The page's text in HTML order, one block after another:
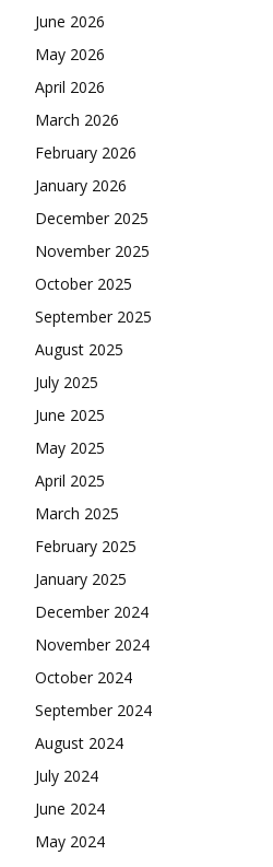
June 2026
May 2026
April 2026
March 2026
February 2026
January 2026
December 2025
November 2025
October 2025
September 2025
August 2025
July 2025
June 2025
May 2025
April 2025
March 2025
February 2025
January 2025
December 2024
November 2024
October 2024
September 2024
August 2024
July 2024
June 2024
May 2024